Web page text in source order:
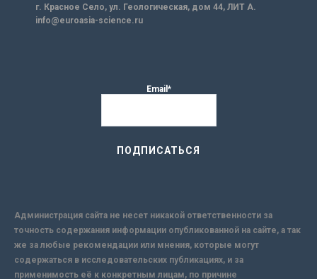
г. Красное Село, ул. Геологическая, дом 44, ЛИТ А.
info@euroasia-science.ru
Email*
Администрация сайта не несет никакой ответственности за
точность содержания информации опубликованной на сайте, а так
же за любые рекомендации или мнения, которые могут
содержаться в исследовательских публикациях, и за
применимость её к конкретным лицам, по причине